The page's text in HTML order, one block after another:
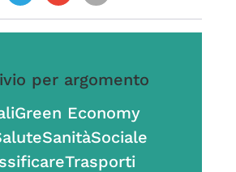
per argomento
Green Economy
SanitàSociale
Trasporti